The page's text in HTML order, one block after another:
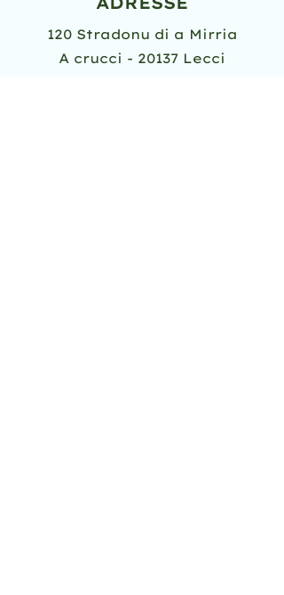
120 Stradonu di a Mirria
A crucci - 20137 Lecci